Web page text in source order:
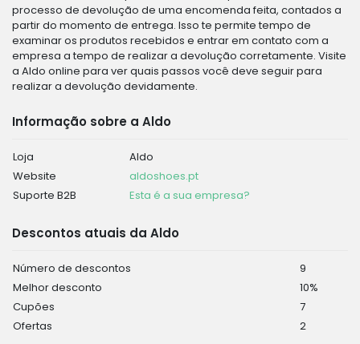
processo de devolução de uma encomenda feita, contados a
partir do momento de entrega. Isso te permite tempo de
examinar os produtos recebidos e entrar em contato com a
empresa a tempo de realizar a devolução corretamente. Visite
a Aldo online para ver quais passos você deve seguir para
realizar a devolução devidamente.
Informação sobre a Aldo
Loja
Aldo
Website
aldoshoes.pt
Suporte B2B
Esta é a sua empresa?
Descontos atuais da Aldo
Número de descontos
9
Melhor desconto
10%
Cupões
7
Ofertas
2